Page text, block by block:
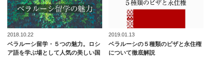
2018.10.22
ベラルーシ留学・５つの魅力。ロシ
ア語を学ぶ場として人気の美しい国
2019.01.13
ベラルーシの５種類のビザと永住権
について徹底解説